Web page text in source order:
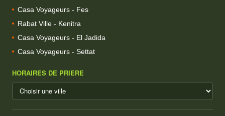
Casa Voyageurs - Fes
Rabat Ville - Kenitra
Casa Voyageurs - El Jadida
Casa Voyageurs - Settat
HORAIRES DE PRIERE